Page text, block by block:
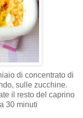
di concentrato di
sulle zucchine.
il resto del caprino
30 minuti